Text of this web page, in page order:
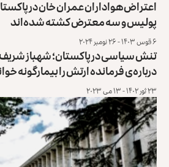
اعتراض هواداران عمران خان در
پولیس و سه معترض کشته شده‌اند
۶ قوس ۱۴۰۳ - ۲۶ نومبر ۲۰۲۴
تنش سیاسی در پاکستان؛ شهباز
درباره‌ی فرمانده ارتش را بیمارگونه
۲۳ ثور ۱۴۰۲ - ۱۳ می ۲۰۲۳